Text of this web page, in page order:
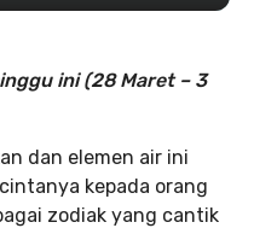
ini (28 Maret – 3
dan elemen air ini
kepada orang
zodiak yang cantik